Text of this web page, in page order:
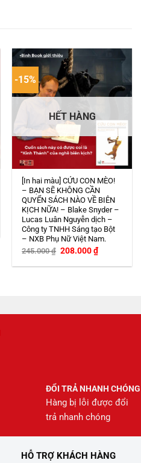
-15%
HẾT HÀNG
[In hai màu] CỨU CON MÈO!
– BẠN SẼ KHÔNG CẦN
QUYỂN SÁCH NÀO VỀ BIÊN
KỊCH NỮA! – Blake Snyder –
Lucas Luân Nguyễn dịch –
Công ty TNHH Sáng tạo Bột
– NXB Phụ Nữ Việt Nam.
245.000₫ Giá
là:
208.000₫Giá
hiện
tại
ĐỔI TRẢ NHANH CHÓNG
Hàng bị lỗi được đổi
trả nhanh chóng
HỖ TRỢ KHÁCH HÀNG